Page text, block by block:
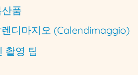
품
렌디마지오 (Calendimaggio)
촬영 팁